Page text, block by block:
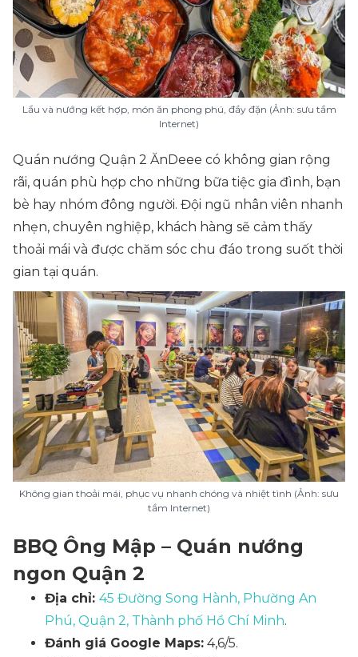
Lẩu và nướng kết hợp, món ăn phong phú, đầy đặn (Ảnh: sưu tầm
Internet)
Quán nướng Quận 2 ĂnDeee có không gian rộng
rãi, quán phù hợp cho những bữa tiệc gia đình, bạn
bè hay nhóm đông người. Đội ngũ nhân viên nhanh
nhẹn, chuyên nghiệp, khách hàng sẽ cảm thấy
thoải mái và được chăm sóc chu đáo trong suốt thời
gian tại quán.
Không gian thoải mái, phục vụ nhanh chóng và nhiệt tình (Ảnh: sưu
tầm Internet)
BBQ Ông Mập – Quán nướng
ngon Quận 2
Địa chỉ: 45 Đường Song Hành, Phường An
Phú, Quận 2, Thành phố Hồ Chí Minh.
Đánh giá Google Maps: 4,6/5.